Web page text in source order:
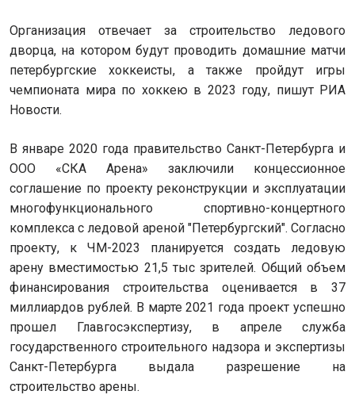
Организация отвечает за строительство ледового
дворца, на котором будут проводить домашние матчи
петербургские хоккеисты, а также пройдут игры
чемпионата мира по хоккею в 2023 году, пишут РИА
Новости.
В январе 2020 года правительство Санкт-Петербурга и
ООО «СКА Арена» заключили концессионное
соглашение по проекту реконструкции и эксплуатации
многофункционального спортивно-концертного
комплекса с ледовой ареной "Петербургский". Согласно
проекту, к ЧМ-2023 планируется создать ледовую
арену вместимостью 21,5 тыс зрителей. Общий объем
финансирования строительства оценивается в 37
миллиардов рублей. В марте 2021 года проект успешно
прошел Главгосэкспертизу, в апреле служба
государственного строительного надзора и экспертизы
Санкт-Петербурга выдала разрешение на
строительство арены.